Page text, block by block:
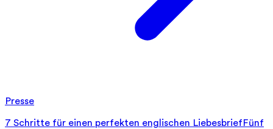
Presse
7 Schritte für einen perfekten englischen LiebesbriefFünf